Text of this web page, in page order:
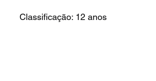
Classificação: 12 anos